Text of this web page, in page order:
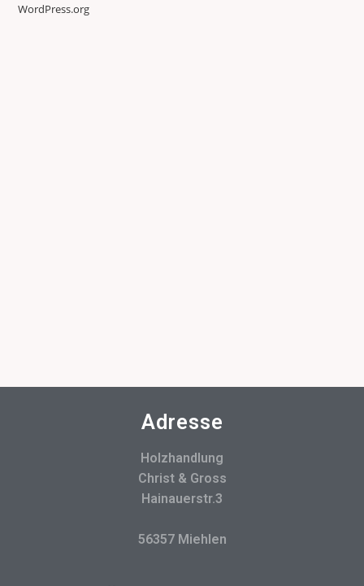
WordPress.org
Adresse
Holzhandlung
Christ & Gross
Hainauerstr.3
56357 Miehlen